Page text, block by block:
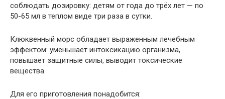
соблюдать дозировку: детям от года до трёх лет — по
50-65 мл в теплом виде три раза в сутки.
Клюквенный морс обладает выраженным лечебным
эффектом: уменьшает интоксикацию организма,
повышает защитные силы, выводит токсические
вещества.
Для его приготовления понадобится: